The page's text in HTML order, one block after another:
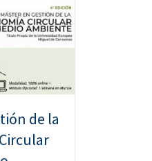
de la